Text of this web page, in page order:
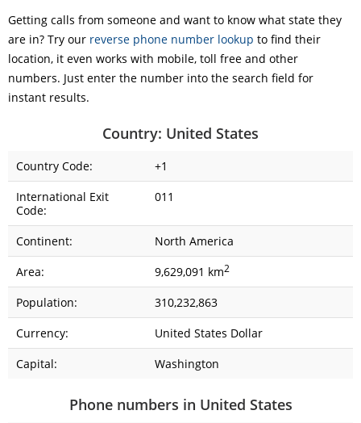
Getting calls from someone and want to know what state they
are in? Try our reverse phone number lookup to find their
location, it even works with mobile, toll free and other
numbers. Just enter the number into the search field for
instant results.
Country: United States
Country Code:
+1
International Exit
Code:
011
Continent:
North America
Area:
9,629,091 km2
Population:
310,232,863
Currency:
United States Dollar
Capital:
Washington
Phone numbers in United States